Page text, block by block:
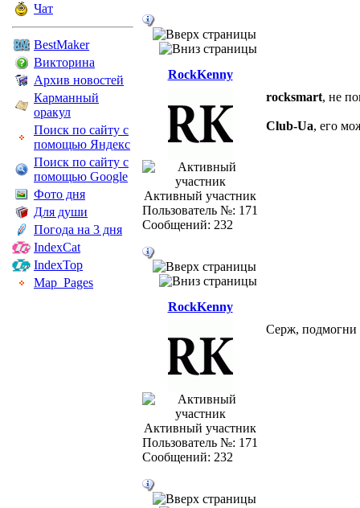
Чат
BestMaker
Викторина
Архив новостей
Карманный
оракул
Поиск по сайту с
помощью Яндекс
Поиск по сайту с
помощью Google
Фото дня
Для души
Погода на 3 дня
IndexCat
IndexTop
Map_Pages
RockKenny
Активный участник
Пользователь №: 171
Сообщений: 232
rocksmart, не
Club-Ua, его
RockKenny
Активный участник
Пользователь №: 171
Сообщений: 232
Серж, подмогни